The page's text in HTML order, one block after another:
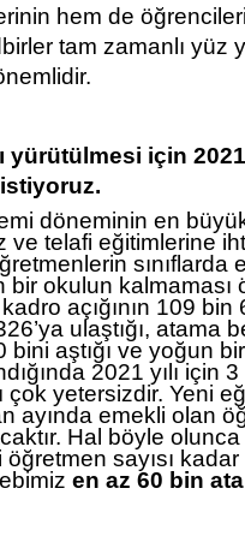
hem de
tam zamanlı yüz
yürütülmesi için
döneminin en
ve telafi eğitimlerine
sınıflarda
bir okulun kalmaması
açığının 109
ulaştığı, atama
bini aştığı ve yoğun
2021 yılı için
çok yetersizdir. Yeni
ayında emekli olan
Hal böyle olunca
sayısı
en az 60 bin